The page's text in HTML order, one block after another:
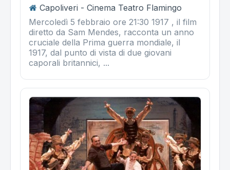
Capoliveri - Cinema Teatro Flamingo
Mercoledì 5 febbraio ore 21:30 1917 , il film
diretto da Sam Mendes, racconta un anno
cruciale della Prima guerra mondiale, il
1917, dal punto di vista di due giovani
caporali britannici, ...